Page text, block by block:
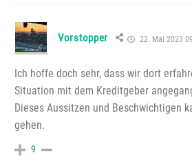
Vorstopper 22. Mai 2023
Ich hoffe doch sehr, dass wir dort
Situation mit dem Kreditgeber
Dieses Aussitzen und Beschwichtigen
gehen.
9